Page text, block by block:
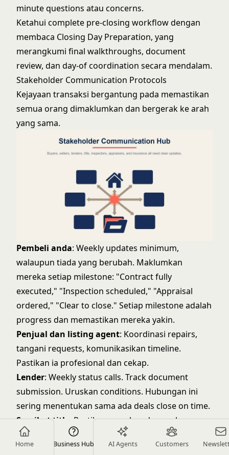
Home Business Hub AI Agents Customers
minute questions atau concerns.
Ketahui complete pre-closing workflow dengan
membaca Closing Day Preparation, yang
merangkumi final walkthroughs, document
review, dan day-of coordination secara mendalam.
Stakeholder Communication Protocols
Kejayaan transaksi bergantung pada memastikan
semua orang dimaklumkan dan bergerak ke arah
yang sama.
Pembeli anda: Weekly updates minimum,
walaupun tiada yang berubah. Maklumkan
mereka setiap milestone: "Contract fully
executed," "Inspection scheduled," "Appraisal
ordered," "Clear to close." Setiap milestone adalah
progress dan memastikan mereka yakin.
Penjual dan listing agent: Koordinasi repairs,
tangani requests, komunikasikan timeline.
Pastikan ia profesional dan cekap.
Lender: Weekly status calls. Track document
submission. Uruskan conditions. Hubungan ini
sering menentukan sama ada deals close on time.
Syarikat title
: Pastikan mereka ada segala yang
mereka perlukan. Ikuti timeline mereka. Tangani
isu segera bila ia muncul.